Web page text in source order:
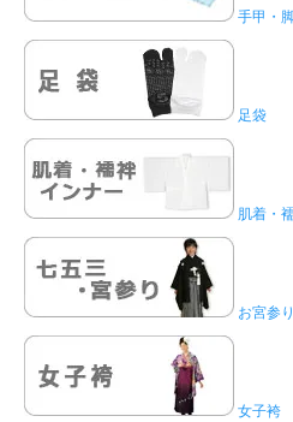
手甲・
足袋
肌着・
お宮参
女子袴